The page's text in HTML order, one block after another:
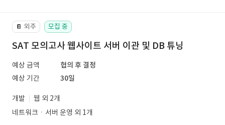
📔 외주 모집 중
SAT 모의고사 웹사이트 서버 이관 및 DB 튜닝
예상 금액
협의 후 결정
예상 기간
30일
개발
웹 외 2개
네트워크ㆍ서버 운영 외 1개